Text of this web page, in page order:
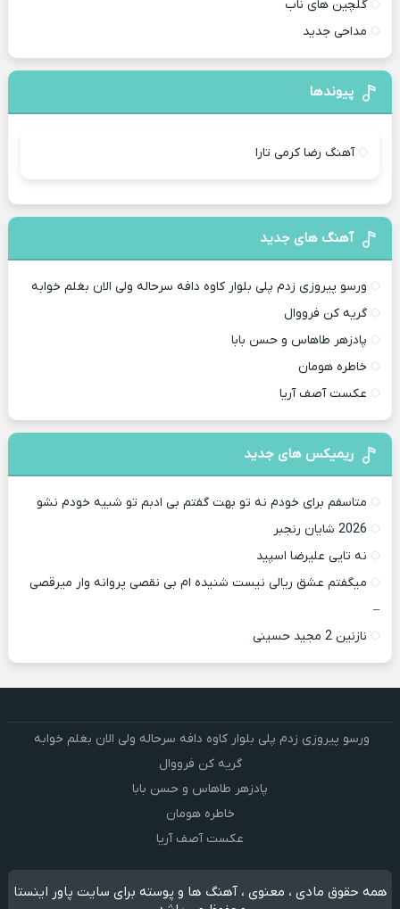
گلچین های ناب
مداحی جدید
پیوندها
آهنگ رضا کرمی تارا
آهنگ های جدید
ورسو پیروزی زدم پلی بلوار کاوه دافه سرحاله ولی الان بغلم خوابه ‌
گریه کن فرووال
پادزهر طاهاس و حسن بابا
خاطره هومان
عکست آصف آریا
ریمیکس های جدید
متاسفم برای خودم نه تو بهت گفتم بی ادبم تو شبیه خودم نشو ‌ ‌
2026 شایان رنجبر
نه تایی علیرضا اسپید
میگفتم عشق ریالی نیست شنیده ام بی نقصی پروانه وار میرقصی
–
نازنین 2 مجید حسینی
ورسو پیروزی زدم پلی بلوار کاوه دافه سرحاله ولی الان بغلم خوابه ‌
گریه کن فرووال
پادزهر طاهاس و حسن بابا
خاطره هومان
عکست آصف آریا
همه حقوق مادی ، معنوی ، آهنگ ها و پوسته برای سایت پاور اینستا